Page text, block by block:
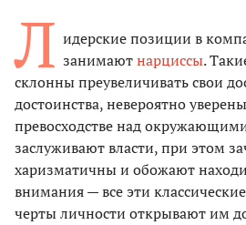
Л идерские позиции в
занимаютнарциссы.
склонны преувеличивать свои
достоинства, невероятно
превосходстве над
заслуживают власти, при этом
харизматичны и обожают
внимания — все эти
черты личности открывают им